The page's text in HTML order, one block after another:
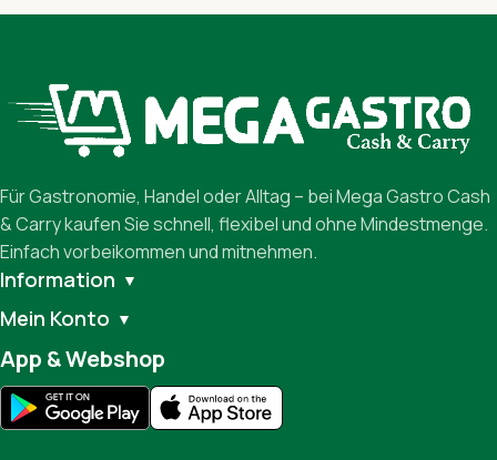
Für Gastronomie, Handel oder Alltag – bei Mega Gastro Cash
& Carry kaufen Sie schnell, flexibel und ohne Mindestmenge.
Einfach vorbeikommen und mitnehmen.
Information ▼
Mein Konto ▼
App & Webshop